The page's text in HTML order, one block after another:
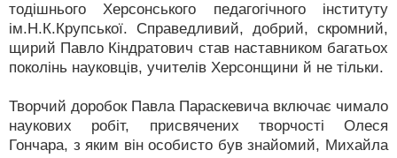
тодішнього Херсонського педагогічного інституту
ім.Н.К.Крупської. Справедливий, добрий, скромний,
щирий Павло Кіндратович став наставником багатьох
поколінь науковців, учителів Херсонщини й не тільки.
Творчий доробок Павла Параскевича включає чимало
наукових робіт, присвячених творчості Олеся
Гончара, з яким він особисто був знайомий, Михайла